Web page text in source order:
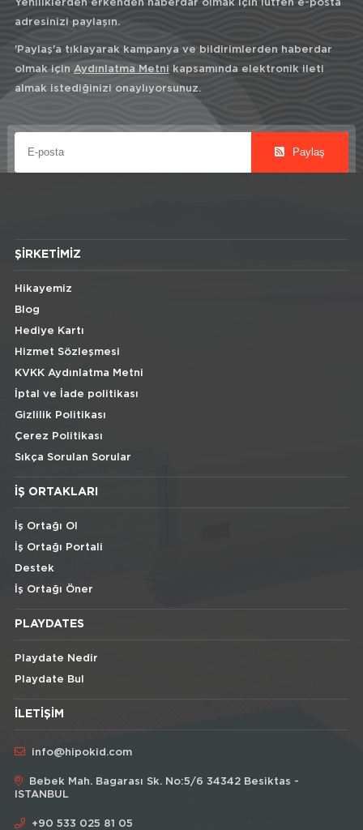
Yeniliklerden erkenden haberdar olmak için lütfen e-posta
adresinizi paylaşın.
'Paylaş'a tıklayarak kampanya ve bildirimlerden haberdar
olmak için Aydınlatma Metni kapsamında elektronik ileti
almak istediğinizi onaylıyorsunuz.
Paylaş
ŞIRKETIMIZ
Hikayemiz
Blog
Hediye Kartı
Hizmet Sözleşmesi
KVKK Aydınlatma Metni
İptal ve İade politikası
Gizlilik Politikası
Çerez Politikası
Sıkça Sorulan Sorular
İŞ ORTAKLARI
İş Ortağı Ol
İş Ortağı Portali
Destek
İş Ortağı Öner
PLAYDATES
Playdate Nedir
Playdate Bul
İLETIŞIM
info@hipokid.com
Bebek Mah. Bagarası Sk. No:5/6 34342 Besiktas -
ISTANBUL
+90 533 025 81 05